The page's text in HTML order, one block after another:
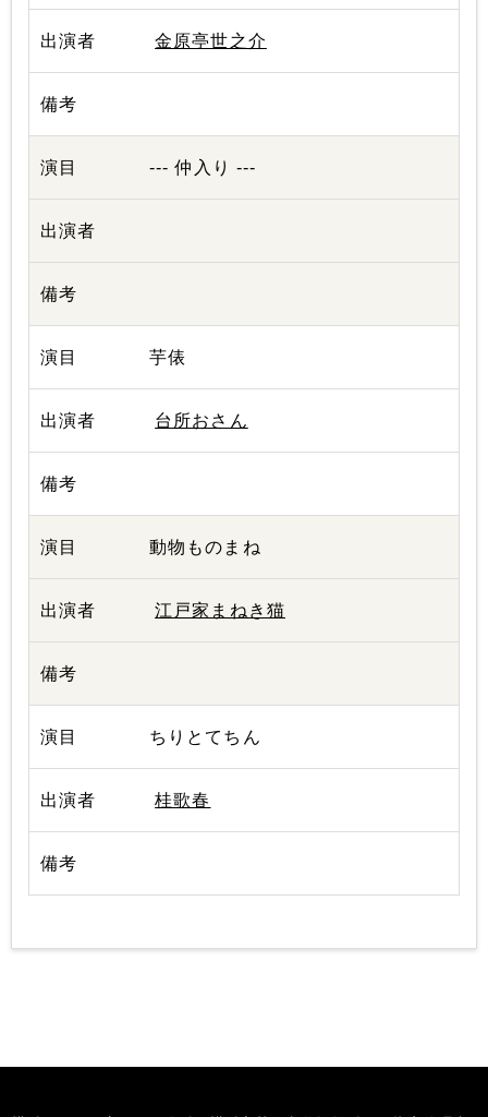
金原亭世之介
--- 仲入り ---
芋俵
台所おさん
動物ものまね
江戸家まねき猫
ちりとてちん
桂歌春